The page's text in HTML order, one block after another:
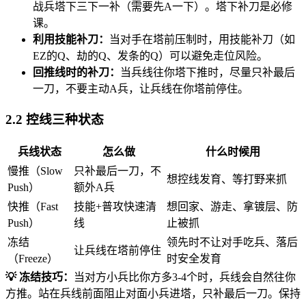
战兵塔下三下一补（需要先A一下）。塔下补刀是必修
课。
利用技能补刀：
当对手在塔前压制时，用技能补刀（如
EZ的Q、劫的Q、发条的Q）可以避免走位风险。
回推线时的补刀：
当兵线往你塔下推时，尽量只补最后
一刀，不要主动A兵，让兵线在你塔前停住。
2.2 控线三种状态
兵线状态 怎么做
什么时候用
慢推（Slow
Push）
只补最后一刀，不
额外A兵
想控线发育、等打野来抓
快推（Fast
Push）
技能+普攻快速清
线
想回家、游走、拿镀层、防
止被抓
冻结
（Freeze）
让兵线在塔前停住
领先时不让对手吃兵、落后
时安全发育
💡 冻结技巧：
当对方小兵比你方多3-4个时，兵线会自然往你
方推。站在兵线前面阻止对面小兵进塔，只补最后一刀。保持